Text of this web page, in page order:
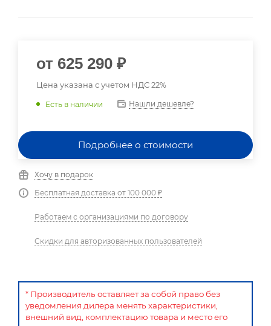
от 625 290 ₽
Цена указана с учетом НДС 22%
Есть в наличии Нашли дешевле?
Подробнее о стоимости
Хочу в подарок
Бесплатная доставка от 100 000 ₽
Работаем с организациями по договору
Скидки для авторизованных пользователей
* Производитель оставляет за собой право без
уведомления дилера менять характеристики,
внешний вид, комплектацию товара и место его